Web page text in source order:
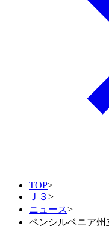
TOP>
Ｊ３>
ニュース>
ペンシルベニア州